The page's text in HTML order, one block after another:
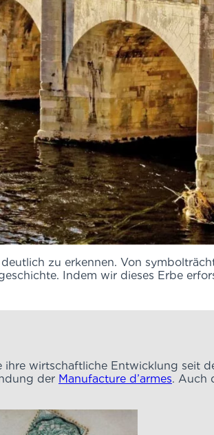
zu erkennen. Von
Indem wir dieses Erbe
GEPRÄGTE
wirtschaftliche Entwicklung seit
der Manufacture d’armes. Auch